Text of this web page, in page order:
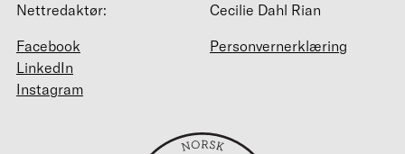
Nettredaktør:
Cecilie Dahl Rian
Facebook
LinkedIn
Instagram
Personvernerklæring